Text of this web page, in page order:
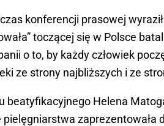
konferencji prasowej
toczącej się w Polsce
o to, by każdy człowiek
ze strony najbliższych i ze
beatyfikacyjnego Helena
zaprezentowała